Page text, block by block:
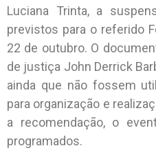
Luciana Trinta, a
previstos para o referido
22 de outubro. O
de justiça John Derrick
ainda que não fossem
para organização e
a recomendação, o
programados.